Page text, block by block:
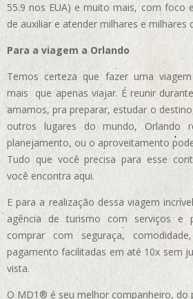
55.9 nos EUA) e muito mais, com foco
de auxiliar e atender milhares e milhares
Para a viagem a Orlando
Temos certeza que fazer uma
mais que apenas viajar. É reunir
amamos, pra preparar, estudar o
outros lugares do mundo, Orlando
planejamento, ou o aproveitamento
Tudo que você precisa para esse
você encontra aqui.
E para a realização dessa viagem
agência de turismo com serviços e
comprar com seguraça,
pagamento facilitadas em até 10x sem
vista.
O MD1® é seu melhor companheiro, do